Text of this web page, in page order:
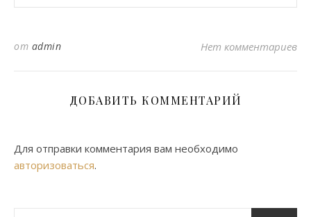
от admin Нет комментариев
ДОБАВИТЬ КОММЕНТАРИЙ
Для отправки комментария вам необходимо
авторизоваться.